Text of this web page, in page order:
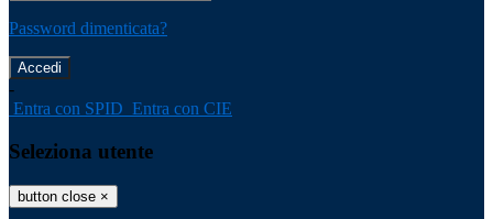
Password dimenticata?
-
Entra con SPID Entra con CIE
Seleziona utente
button close ×